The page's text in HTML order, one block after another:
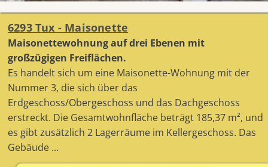
6293 Tux - Maisonette
Maisonettewohnung auf drei Ebenen mit
großzügigen Freiflächen.
Es handelt sich um eine Maisonette-Wohnung mit der
Nummer 3, die sich über das
Erdgeschoss/Obergeschoss und das Dachgeschoss
erstreckt. Die Gesamtwohnfläche beträgt 185,37 m², und
es gibt zusätzlich 2 Lagerräume im Kellergeschoss. Das
Gebäude ...